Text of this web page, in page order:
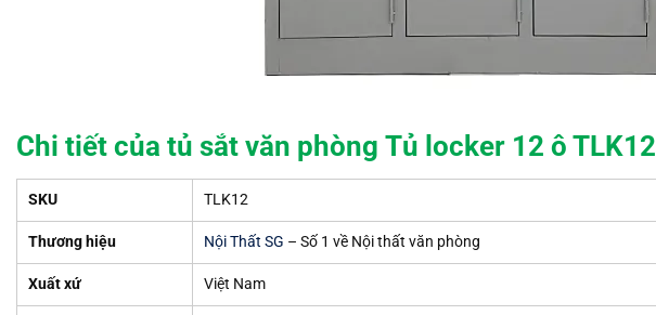
Chi tiết của tủ sắt văn phòng Tủ locker 12 ô TLK12
SKU TLK12
Thương hiệu Nội Thất SG – Số 1 về Nội thất văn phòng
Xuất xứ Việt Nam